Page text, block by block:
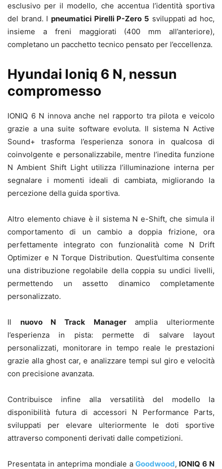
esclusivo per il modello, che accentua l’identità sportiva
del brand. I pneumatici Pirelli P-Zero 5 sviluppati ad hoc,
insieme a freni maggiorati (400 mm all’anteriore),
completano un pacchetto tecnico pensato per l’eccellenza.
Hyundai Ioniq 6 N, nessun
compromesso
IONIQ 6 N innova anche nel rapporto tra pilota e veicolo
grazie a una suite software evoluta. Il sistema N Active
Sound+ trasforma l’esperienza sonora in qualcosa di
coinvolgente e personalizzabile, mentre l’inedita funzione
N Ambient Shift Light utilizza l’illuminazione interna per
segnalare i momenti ideali di cambiata, migliorando la
percezione della guida sportiva.
Altro elemento chiave è il sistema N e-Shift, che simula il
comportamento di un cambio a doppia frizione, ora
perfettamente integrato con funzionalità come N Drift
Optimizer e N Torque Distribution. Quest’ultima consente
una distribuzione regolabile della coppia su undici livelli,
permettendo un assetto dinamico completamente
personalizzato.
Il nuovo N Track Manageramplia ulteriormente
l’esperienza in pista: permette di salvare layout
personalizzati, monitorare in tempo reale le prestazioni
grazie alla ghost car, e analizzare tempi sul giro e velocità
con precisione avanzata.
Contribuisce infine alla versatilità del modello la
disponibilità futura di accessori N Performance Parts,
sviluppati per elevare ulteriormente le doti sportive
attraverso componenti derivati dalle competizioni.
Presentata in anteprima mondiale aGoodwood, IONIQ 6 N